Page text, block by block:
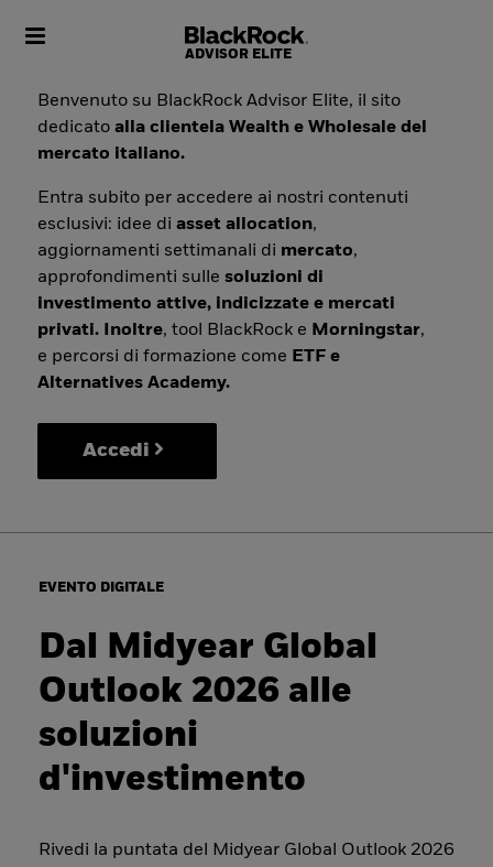
Toggle navigation
Benvenuto su BlackRock Advisor Elite, il sito
dedicatoalla clientela Wealth e Wholesale del
mercato italiano.
Entra subito per accedere ai nostri contenuti
esclusivi: idee diasset allocation,
aggiornamenti settimanali di mercato,
approfondimenti sullesoluzioni di
investimento attive, indicizzate e mercati
privati. Inoltre, tool BlackRock e Morningstar,
e percorsi di formazione come ETF e
Alternatives Academy.
Accedi
EVENTO DIGITALE
Dal Midyear Global
Outlook 2026 alle
soluzioni
d'investimento
Rivedi la puntata del Midyear Global Outlook 2026